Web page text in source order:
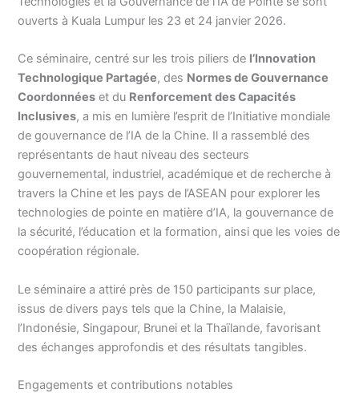
ouverts à Kuala Lumpur les 23 et 24 janvier 2026.
Ce séminaire, centré sur les trois piliers de l’Innovation
Technologique Partagée, des Normes de Gouvernance
Coordonnées et du Renforcement des Capacités
Inclusives, a mis en lumière l’esprit de l’Initiative mondiale
de gouvernance de l’IA de la Chine. Il a rassemblé des
représentants de haut niveau des secteurs
gouvernemental, industriel, académique et de recherche à
travers la Chine et les pays de l’ASEAN pour explorer les
technologies de pointe en matière d’IA, la gouvernance de
la sécurité, l’éducation et la formation, ainsi que les voies de
coopération régionale.
Le séminaire a attiré près de 150 participants sur place,
issus de divers pays tels que la Chine, la Malaisie,
l’Indonésie, Singapour, Brunei et la Thaïlande, favorisant
des échanges approfondis et des résultats tangibles.
Engagements et contributions notables